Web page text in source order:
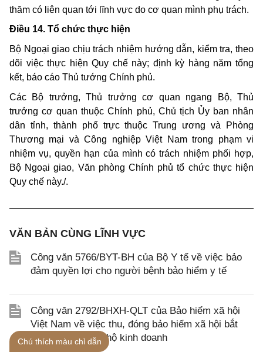
thăm có liên quan tới lĩnh vực do cơ quan mình phụ trách.
Điều 14. Tổ chức thực hiện
Bộ Ngoại giao chịu trách nhiệm hướng dẫn, kiểm tra, theo
dõi việc thực hiện Quy chế này; định kỳ hàng năm tổng
kết, báo cáo Thủ tướng Chính phủ.
Các Bộ trưởng, Thủ trưởng cơ quan ngang Bộ, Thủ
trưởng cơ quan thuộc Chính phủ, Chủ tịch Ủy ban nhân
dân tỉnh, thành phố trực thuộc Trung ương và Phòng
Thương mại và Công nghiệp Việt Nam trong phạm vi
nhiệm vụ, quyền hạn của mình có trách nhiệm phối hợp,
Bộ Ngoại giao, Văn phòng Chính phủ tổ chức thực hiện
Quy chế này./.
VĂN BẢN CÙNG LĨNH VỰC
Công văn 5766/BYT-BH của Bộ Y tế về việc bảo
đảm quyền lợi cho người bệnh bảo hiểm y tế
Công văn 2792/BHXH-QLT của Bảo hiểm xã hội
Việt Nam về việc thu, đóng bảo hiểm xã hội bắt
buộc đối với chủ hộ kinh doanh
Chú thích màu chỉ dẫn